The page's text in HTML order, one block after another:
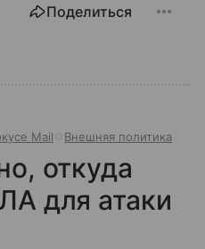
Поделиться
Mail Внешняя политика
откуда
для атаки